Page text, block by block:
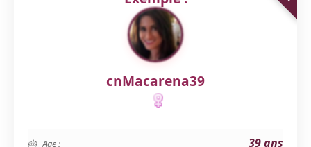
cnMacarena39
Age : 39 ans